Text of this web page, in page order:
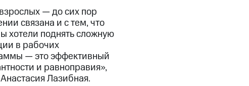
— до сих пор
связана и с тем, что
хотели поднять сложную
в рабочих
— это эффективный
и равноправия»,
Лазибная.